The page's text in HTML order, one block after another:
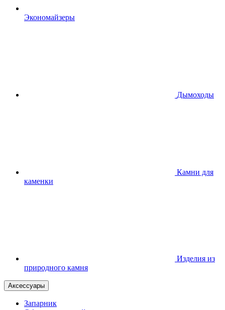
Экономайзеры
Дымоходы
Камни для
каменки
Изделия из
природного камня
Аксессуары
Запарник